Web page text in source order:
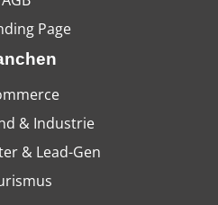
Page
& Industrie
& Lead-Gen